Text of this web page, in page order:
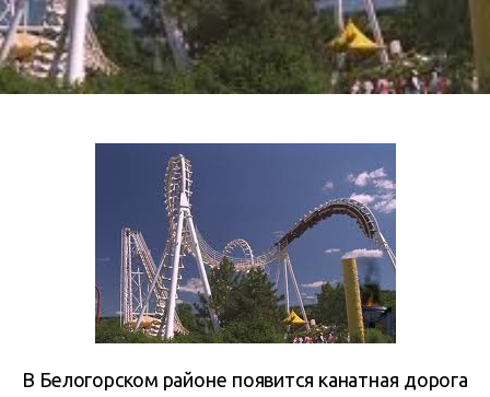
В Белогорском районе появится канатная дорога